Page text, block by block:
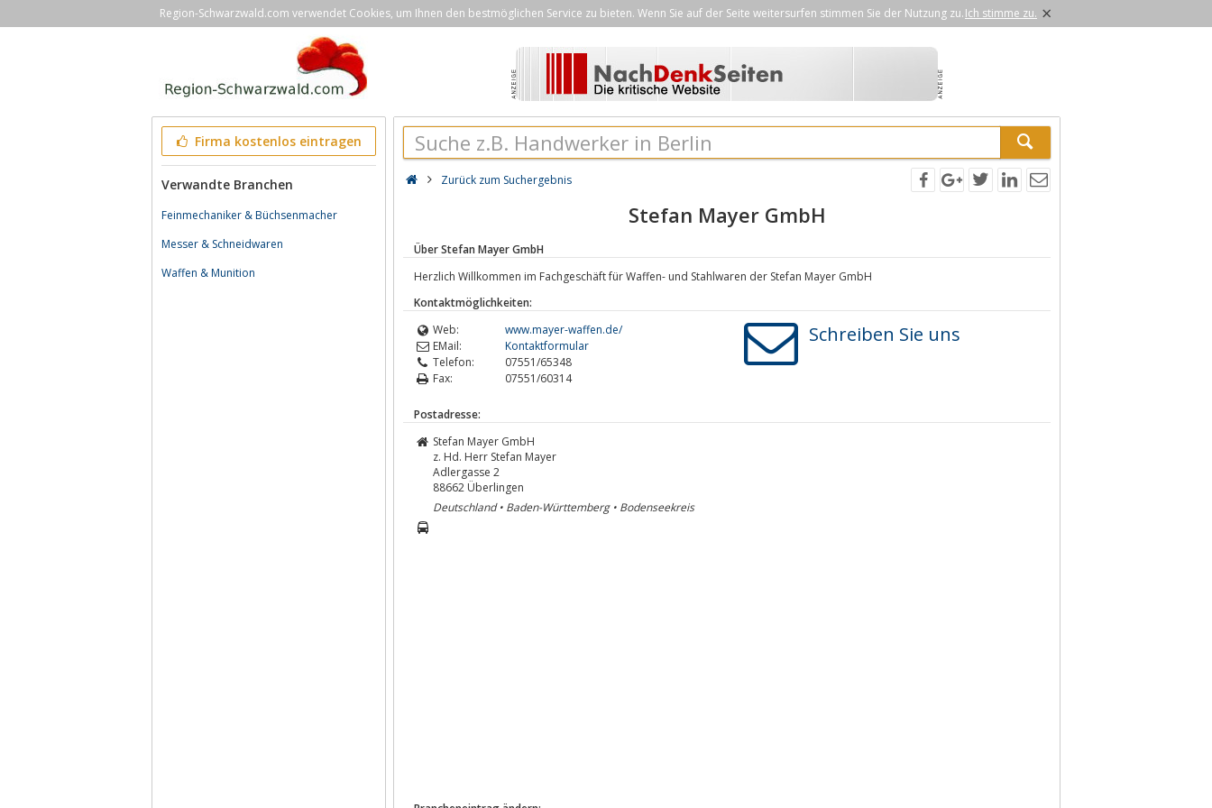
Region-Schwarzwald.com verwendet Cookies, um Ihnen den bestmöglichen Service zu bieten. Wenn Sie auf der Seite weitersurfen stimmen Sie der Nutzung zu.Ich stimme zu. ×
Firma kostenlos eintragen
Verwandte Branchen
Feinmechaniker & Büchsenmacher
Messer & Schneidwaren
Waffen & Munition
Zurück zum Suchergebnis
Stefan Mayer GmbH
Über Stefan Mayer GmbH
Herzlich Willkommen im Fachgeschäft für Waffen- und Stahlwaren der Stefan Mayer GmbH
Kontaktmöglichkeiten:
Web:
www.mayer-waffen.de/
EMail:
Kontaktformular
Telefon:
07551/65348
Fax:
07551/60314
Schreiben Sie uns
Postadresse:
Stefan Mayer GmbH
z. Hd. Herr Stefan Mayer
Adlergasse 2
88662 Überlingen
Deutschland • Baden-Württemberg • Bodenseekreis